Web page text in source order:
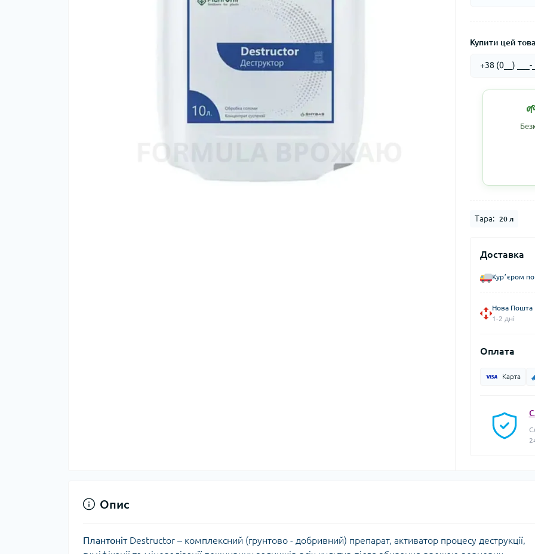
Купити цей
Тара: 20 л
Доставка
Курʼєром по
Нова Пошта
1-2 дні
Оплата
Карта
Опис
ПлантонітDestructor – комплексний (грунтово - добривний) препарат, активатор процесу деструкції,